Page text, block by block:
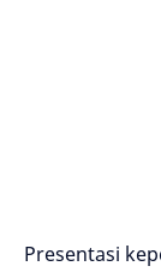
Presentasi